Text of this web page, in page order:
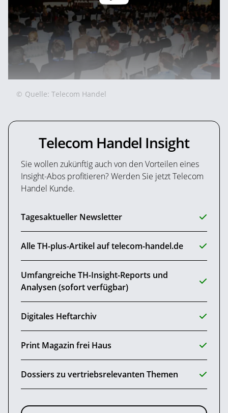
© Quelle: Telecom Handel
Telecom Handel Insight
Sie wollen zukünftig auch von den Vorteilen eines
Insight-Abos profitieren? Werden Sie jetzt Telecom
Handel Kunde.
Tagesaktueller Newsletter
Alle TH-plus-Artikel auf telecom-handel.de
Umfangreiche TH-Insight-Reports und
Analysen (sofort verfügbar)
Digitales Heftarchiv
Print Magazin frei Haus
Dossiers zu vertriebsrelevanten Themen